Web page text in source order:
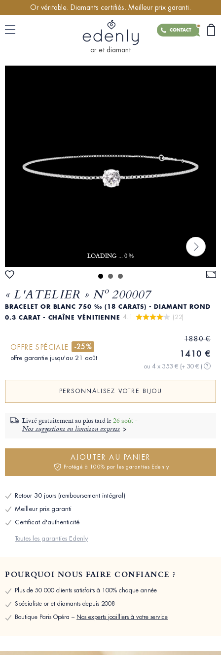
Or véritable. Diamants certifiés. Meilleur prix garanti.
CONTACT
or et diamant
LOADING ... 0 %
« L'ATELIER » Nº 200007
BRACELET OR BLANC 750 ‰ (18 CARATS) - DIAMANT ROND
0.3 CARAT - CHAÎNE VÉNITIENNE 4.1 (22)
OFFRE SPÉCIALE -25%
offre garantie jusqu'au 21 août
1880 €
1410 €
ou 4 x 353 € (+ 30 € ) ?
PERSONNALISEZ VOTRE BIJOU
Livré gratuitement au plus tard le26 août -
Nos suggestions en livraison express
AJOUTER AU PANIER
Protégé à 100% par les garanties Edenly
Retour 30 jours (remboursement intégral)
Meilleur prix garanti
Certificat d'authenticité
Toutes les garanties Edenly
POURQUOI NOUS FAIRE CONFIANCE ?
Plus de 50 000 clients satisfaits à 100% chaque année
Spécialiste or et diamants depuis 2008
Boutique Paris Opéra – Nos experts joailliers à votre service